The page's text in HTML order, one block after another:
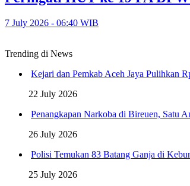
7 July 2026 - 06:40 WIB
Trending di News
Kejari dan Pemkab Aceh Jaya Pulihkan
22 July 2026
Penangkapan Narkoba di Bireuen, Satu
26 July 2026
Polisi Temukan 83 Batang Ganja di
25 July 2026